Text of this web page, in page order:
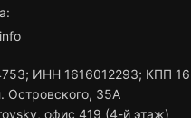
; ИНН 1616012293; КПП
Островского, 35А
офис 419 (4-й этаж)